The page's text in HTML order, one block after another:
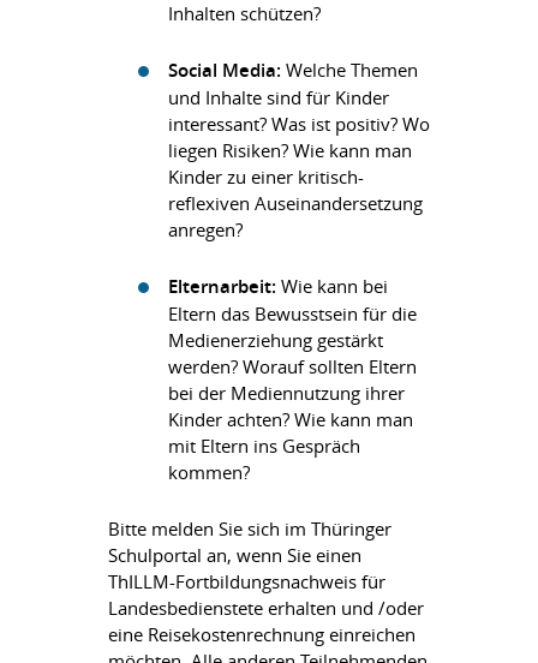
Inhalten schützen?
Social Media: Welche Themen
und Inhalte sind für Kinder
interessant? Was ist positiv? Wo
liegen Risiken? Wie kann man
Kinder zu einer kritisch-
reflexiven Auseinandersetzung
anregen?
Elternarbeit: Wie kann bei
Eltern das Bewusstsein für die
Medienerziehung gestärkt
werden? Worauf sollten Eltern
bei der Mediennutzung ihrer
Kinder achten? Wie kann man
mit Eltern ins Gespräch
kommen?
Bitte melden Sie sich im Thüringer
Schulportal an, wenn Sie einen
ThILLM-Fortbildungsnachweis für
Landesbedienstete erhalten und /oder
eine Reisekostenrechnung einreichen